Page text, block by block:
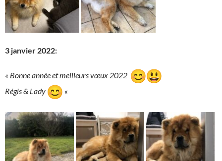
3 janvier 2022:
« Bonne année et meilleurs vœux 2022
Régis & Lady
«